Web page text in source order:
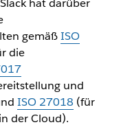
hat darüber
gemäßISO
die
und
ISO 27018 (für
der Cloud).